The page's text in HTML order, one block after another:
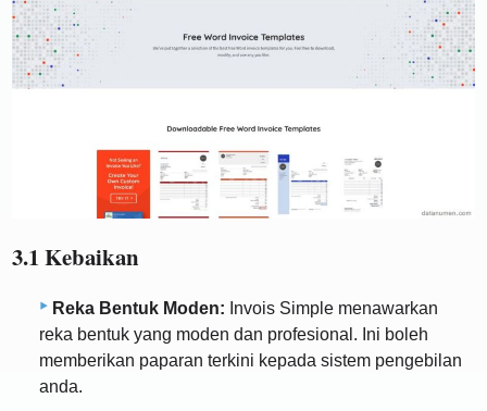
3.1 Kebaikan
Reka Bentuk Moden: Invois Simple menawarkan
reka bentuk yang moden dan profesional. Ini boleh
memberikan paparan terkini kepada sistem pengebilan
anda.